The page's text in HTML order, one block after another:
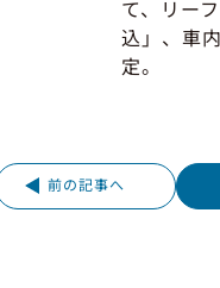
て、リー
込」、車
定。
前の記事へ